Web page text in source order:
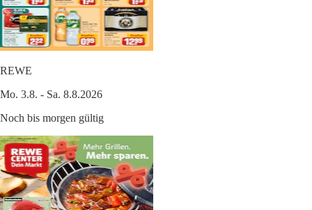
REWE
Mo. 3.8. - Sa. 8.8.2026
Noch bis morgen gültig